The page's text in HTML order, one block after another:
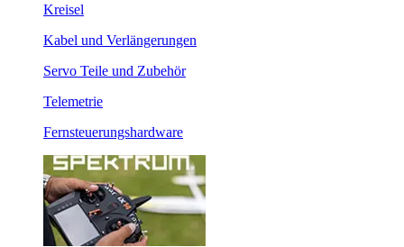
Kreisel
Kabel und Verlängerungen
Servo Teile und Zubehör
Telemetrie
Fernsteuerungshardware